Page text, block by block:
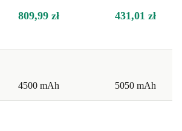
809,99 zł 431,01 zł
4500 mAh 5050 mAh